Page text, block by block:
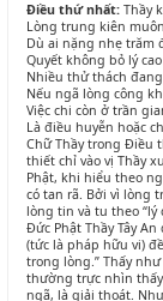
Điều thứ nhất: Thầy
Lòng trung kiên
Dù ai nặng nhẹ trăm
Quyết không bỏ lý
Nhiều thử thách đang
Nếu ngã lòng công
Việc chi còn ở trần
Là điều huyễn hoặc
Chữ Thầy trong Điều
thiết chỉ vào vị Thầy
Phật, khi hiểu theo
có tan rã. Bởi vì lòng
lòng tin và tu theo “lý
Đức Phật Thầy Tây
(tức là pháp hữu vi)
trong lòng.” Thấy
thường trực nhìn
ngã, là giải thoát.